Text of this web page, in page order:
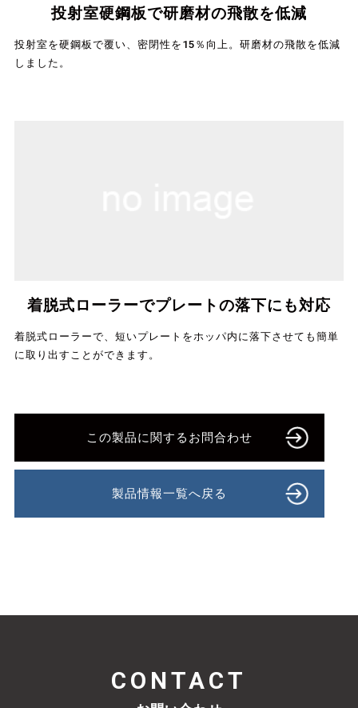
投射室硬鋼板で研磨材の飛散を低減
投射室を硬鋼板で覆い、密閉性を15％向上。研磨材の飛散を低減
しました。
着脱式ローラーでプレートの落下にも対応
着脱式ローラーで、短いプレートをホッパ内に落下させても簡単
に取り出すことができます。
この製品に関するお問合わせ
製品情報一覧へ戻る
CONTACT